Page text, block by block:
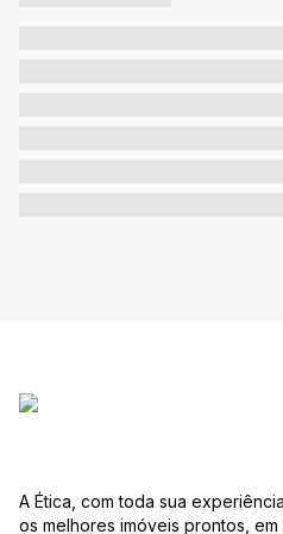
A Ética, com toda sua
os melhores imóveis prontos,